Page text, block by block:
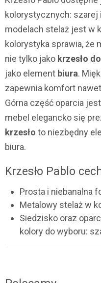
kolorystycznych: szarej
modelach stelaż jest w
kolorystyka sprawia, że
nie tylko jako krzesło
jako element biura.
zapewnia komfort
Górna część oparcia
mebel elegancko się
krzesło to niezbędny
biura.
Krzesło Pablo
Prosta i niebanalna
Metalowy stelaż w
Siedzisko oraz
kolory do wyboru: